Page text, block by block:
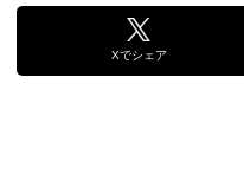
Xでシェア